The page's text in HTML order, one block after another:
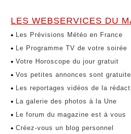
LES WEBSERVICES DU
Les Prévisions Météo en France
Le Programme TV de votre soirée
Votre Horoscope du jour gratuit
Vos petites annonces sont
Les reportages vidéos de la
La galerie des photos à la Une
Le forum du magazine est à vous
Créez-vous un blog personnel